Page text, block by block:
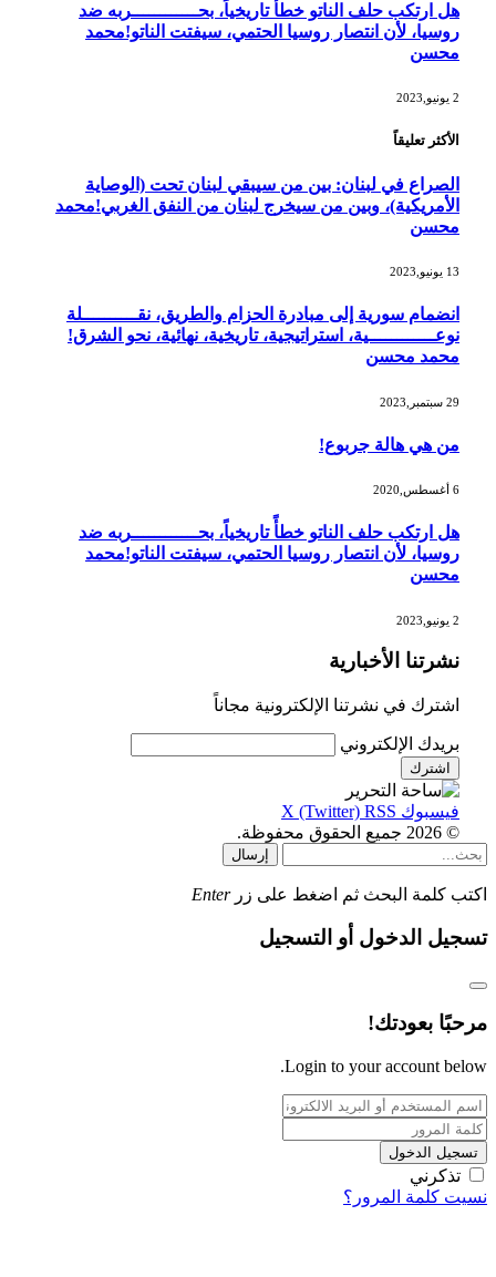
هل ارتكب حلف الناتو خطأً تاريخياً، بحــــــــــــربه ضد
روسيا، لأن انتصار روسيا الحتمي، سيفتت الناتو!محمد
محسن
الأكثر تعليقاً
الصراع في لبنان: بين من سيبقي لبنان تحت (الوصاية
الأمريكية)، وبين من سيخرج لبنان من النفق الغربي!محمد
محسن
13 يونيو,2023
انضمام سورية إلى مبادرة الحزام والطريق، نقــــــــــلة
نوعــــــــــــية، استراتيجية، تاريخية، نهائية، نحو الشرق!
محمد محسن
29 سبتمبر,2023
من هي هالة جربوع!
هل ارتكب حلف الناتو خطأً تاريخياً، بحــــــــــــربه ضد
روسيا، لأن انتصار روسيا الحتمي، سيفتت الناتو!محمد
محسن
نشرتنا الأخبارية
اشترك في نشرتنا الإلكترونية مجاناً
بريدك الإلكتروني
فيسبوك X (Twitter) RSS
© 2026 جميع الحقوق محفوظة.
إرسال
اكتب كلمة البحث ثم اضغط على زر Enter
تسجيل الدخول أو التسجيل
مرحبًا بعودتك!
Login to your account below.
تسجيل الدخول
تذكرني
نسيت كلمة المرور؟